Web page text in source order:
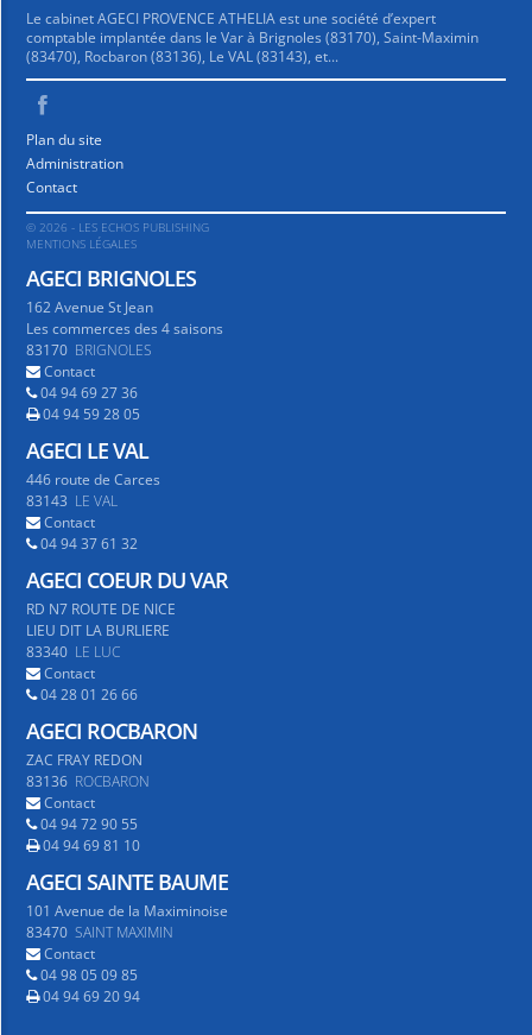
Le cabinet AGECI PROVENCE ATHELIA est une société d’expert
comptable implantée dans le Var à Brignoles (83170), Saint-Maximin
(83470), Rocbaron (83136), Le VAL (83143), et...
Plan du site
Administration
Contact
© 2026 - LES ECHOS PUBLISHING
MENTIONS LÉGALES
AGECI BRIGNOLES
162 Avenue St Jean
Les commerces des 4 saisons
83170 BRIGNOLES
Contact
04 94 69 27 36
04 94 59 28 05
AGECI LE VAL
446 route de Carces
83143 LE VAL
Contact
04 94 37 61 32
AGECI COEUR DU VAR
RD N7 ROUTE DE NICE
LIEU DIT LA BURLIERE
83340 LE LUC
Contact
04 28 01 26 66
AGECI ROCBARON
ZAC FRAY REDON
83136 ROCBARON
Contact
04 94 72 90 55
04 94 69 81 10
AGECI SAINTE BAUME
101 Avenue de la Maximinoise
83470 SAINT MAXIMIN
Contact
04 98 05 09 85
04 94 69 20 94